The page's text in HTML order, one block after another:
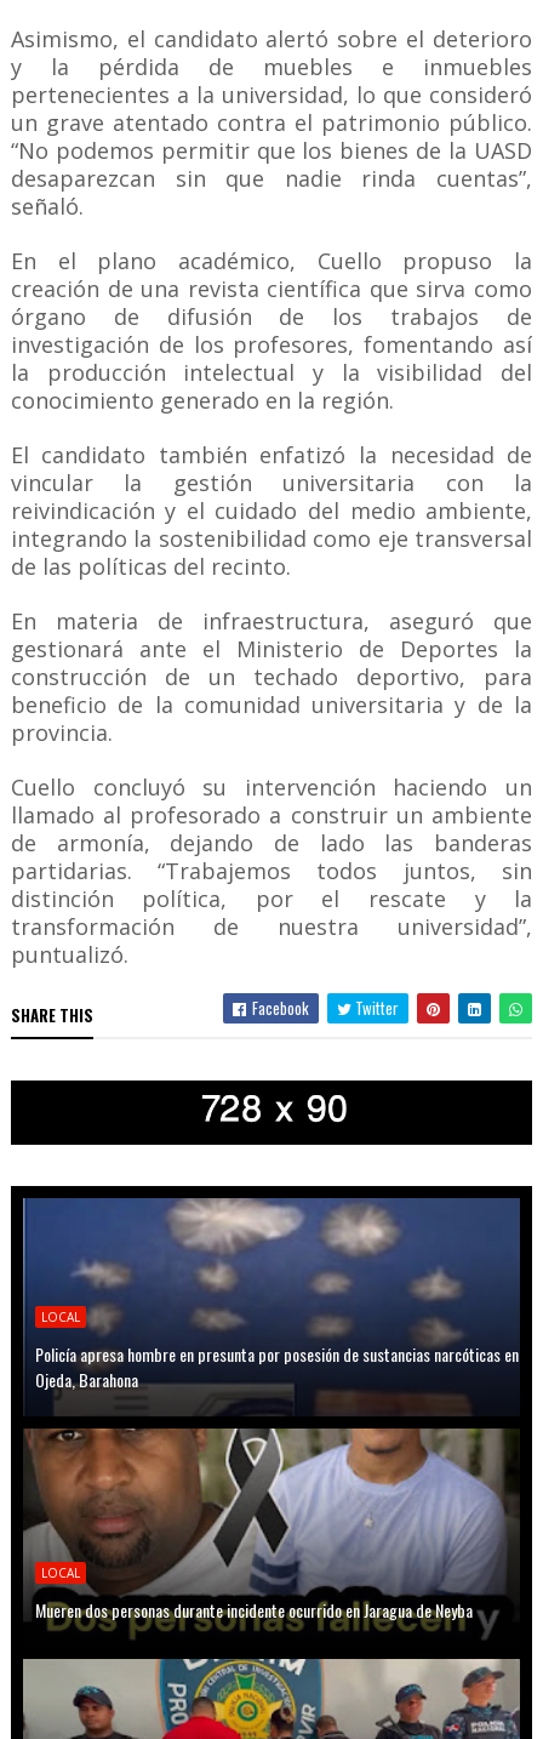
Asimismo, el candidato alertó sobre el deterioro
y la pérdida de muebles e inmuebles
pertenecientes a la universidad, lo que consideró
un grave atentado contra el patrimonio público.
“No podemos permitir que los bienes de la UASD
desaparezcan sin que nadie rinda cuentas”,
señaló.
En el plano académico, Cuello propuso la
creación de una revista científica que sirva como
órgano de difusión de los trabajos de
investigación de los profesores, fomentando así
la producción intelectual y la visibilidad del
conocimiento generado en la región.
El candidato también enfatizó la necesidad de
vincular la gestión universitaria con la
reivindicación y el cuidado del medio ambiente,
integrando la sostenibilidad como eje transversal
de las políticas del recinto.
En materia de infraestructura, aseguró que
gestionará ante el Ministerio de Deportes la
construcción de un techado deportivo, para
beneficio de la comunidad universitaria y de la
provincia.
Cuello concluyó su intervención haciendo un
llamado al profesorado a construir un ambiente
de armonía, dejando de lado las banderas
partidarias. “Trabajemos todos juntos, sin
distinción política, por el rescate y la
transformación de nuestra universidad”,
puntualizó.
SHARE THIS Facebook Twitter
LOCAL
Policía apresa hombre en presunta por posesión de sustancias narcóticas en
Ojeda, Barahona
LOCAL
Mueren dos personas durante incidente ocurrido en Jaragua de Neyba